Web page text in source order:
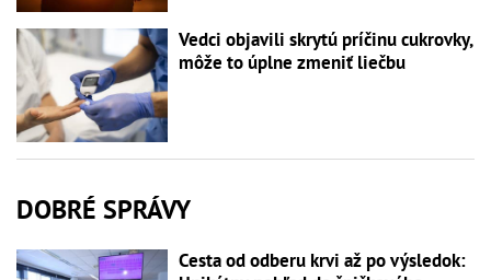
Vedci objavili skrytú príčinu cukrovky,
môže to úplne zmeniť liečbu
DOBRÉ SPRÁVY
Cesta od odberu krvi až po výsledok: